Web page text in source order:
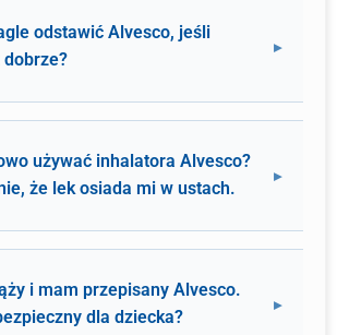
odstawić Alvesco, jeśli
używać inhalatora Alvesco?
że lek osiada mi w ustach.
i mam przepisany Alvesco.
dla dziecka?